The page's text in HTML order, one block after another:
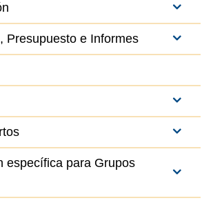
Presupuesto e Informes
específica para Grupos